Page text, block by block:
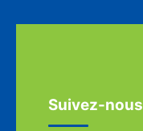
Suivez-nous